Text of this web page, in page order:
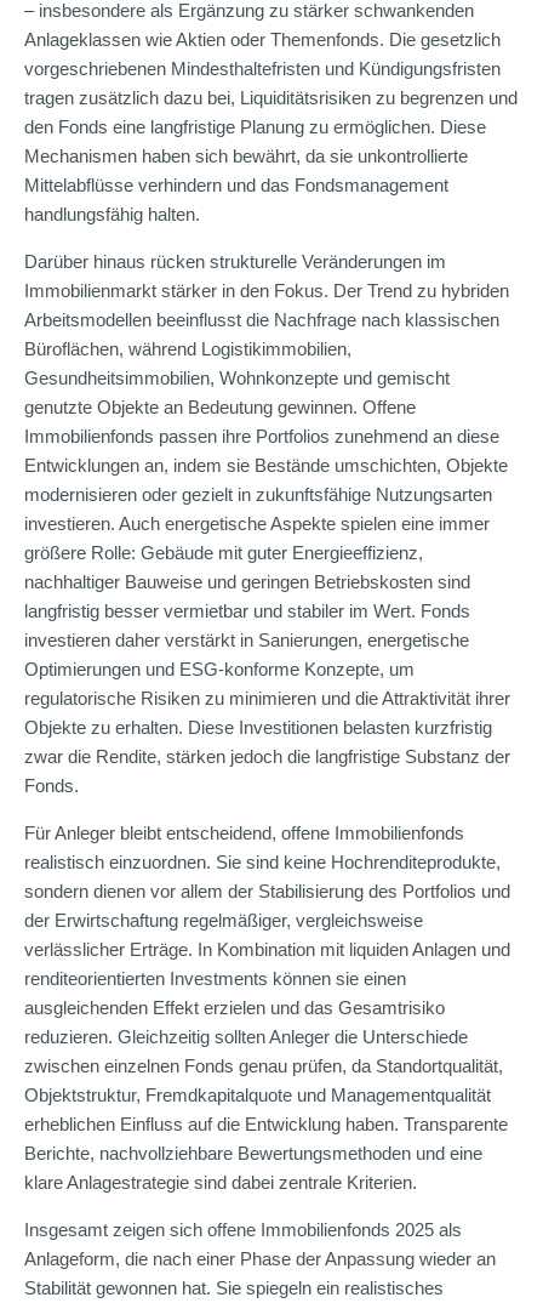
– insbesondere als Ergänzung zu stärker schwankenden
Anlageklassen wie Aktien oder Themenfonds. Die gesetzlich
vorgeschriebenen Mindesthaltefristen und Kündigungsfristen
tragen zusätzlich dazu bei, Liquiditätsrisiken zu begrenzen und
den Fonds eine langfristige Planung zu ermöglichen. Diese
Mechanismen haben sich bewährt, da sie unkontrollierte
Mittelabflüsse verhindern und das Fondsmanagement
handlungsfähig halten.
Darüber hinaus rücken strukturelle Veränderungen im
Immobilienmarkt stärker in den Fokus. Der Trend zu hybriden
Arbeitsmodellen beeinflusst die Nachfrage nach klassischen
Büroflächen, während Logistikimmobilien,
Gesundheitsimmobilien, Wohnkonzepte und gemischt
genutzte Objekte an Bedeutung gewinnen. Offene
Immobilienfonds passen ihre Portfolios zunehmend an diese
Entwicklungen an, indem sie Bestände umschichten, Objekte
modernisieren oder gezielt in zukunftsfähige Nutzungsarten
investieren. Auch energetische Aspekte spielen eine immer
größere Rolle: Gebäude mit guter Energieeffizienz,
nachhaltiger Bauweise und geringen Betriebskosten sind
langfristig besser vermietbar und stabiler im Wert. Fonds
investieren daher verstärkt in Sanierungen, energetische
Optimierungen und ESG-konforme Konzepte, um
regulatorische Risiken zu minimieren und die Attraktivität ihrer
Objekte zu erhalten. Diese Investitionen belasten kurzfristig
zwar die Rendite, stärken jedoch die langfristige Substanz der
Fonds.
Für Anleger bleibt entscheidend, offene Immobilienfonds
realistisch einzuordnen. Sie sind keine Hochrenditeprodukte,
sondern dienen vor allem der Stabilisierung des Portfolios und
der Erwirtschaftung regelmäßiger, vergleichsweise
verlässlicher Erträge. In Kombination mit liquiden Anlagen und
renditeorientierten Investments können sie einen
ausgleichenden Effekt erzielen und das Gesamtrisiko
reduzieren. Gleichzeitig sollten Anleger die Unterschiede
zwischen einzelnen Fonds genau prüfen, da Standortqualität,
Objektstruktur, Fremdkapitalquote und Managementqualität
erheblichen Einfluss auf die Entwicklung haben. Transparente
Berichte, nachvollziehbare Bewertungsmethoden und eine
klare Anlagestrategie sind dabei zentrale Kriterien.
Insgesamt zeigen sich offene Immobilienfonds 2025 als
Anlageform, die nach einer Phase der Anpassung wieder an
Stabilität gewonnen hat. Sie spiegeln ein realistisches